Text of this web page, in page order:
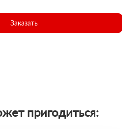
Заказать
пригодиться: